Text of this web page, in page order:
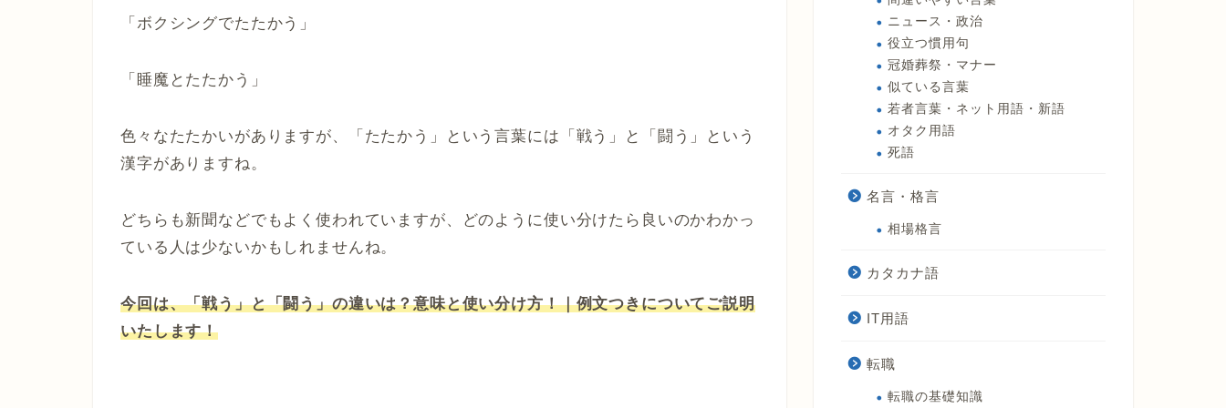
「ボクシングでたたかう」
「睡魔とたたかう」
色々なたたかいがありますが、「たたかう」という言葉には「戦う」と「闘う」という
漢字がありますね。
どちらも新聞などでもよく使われていますが、どのように使い分けたら良いのかわかっ
ている人は少ないかもしれませんね。
今回は、「戦う」と「闘う」の違いは？意味と使い分け方！｜例文つきについてご説明
いたします！
ニュース・政治
役立つ慣用句
冠婚葬祭・マナー
似ている言葉
若者言葉・ネット用語・新語
オタク用語
死語
名言・格言
相場格言
カタカナ語
IT用語
転職
転職の基礎知識